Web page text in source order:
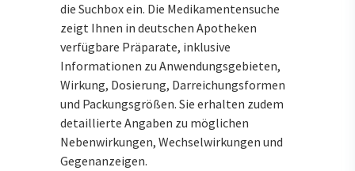
die Suchbox ein. Die Medikamentensuche
zeigt Ihnen in deutschen Apotheken
verfügbare Präparate, inklusive
Informationen zu Anwendungsgebieten,
Wirkung, Dosierung, Darreichungsformen
und Packungsgrößen. Sie erhalten zudem
detaillierte Angaben zu möglichen
Nebenwirkungen, Wechselwirkungen und
Gegenanzeigen.